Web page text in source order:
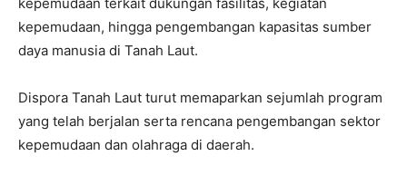
kepemudaan, hingga pengembangan kapasitas sumber
daya manusia di Tanah Laut.
Dispora Tanah Laut turut memaparkan sejumlah program
yang telah berjalan serta rencana pengembangan sektor
kepemudaan dan olahraga di daerah.